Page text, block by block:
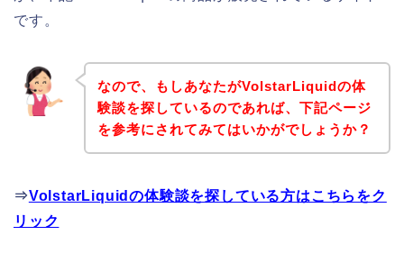
です。
なので、もしあなたがVolstarLiquidの体
験談を探しているのであれば、下記ページ
を参考にされてみてはいかがでしょうか？
⇒VolstarLiquidの体験談を探している方はこちらをク
リック